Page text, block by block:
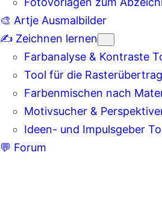
🎨 Artje Ausmalbilder
✍️ Zeichnen lernen
Farbanalyse & Kontraste
Tool für die
Farbenmischen nach
Motivsucher &
Ideen- und Impulsgeber
💬 Forum